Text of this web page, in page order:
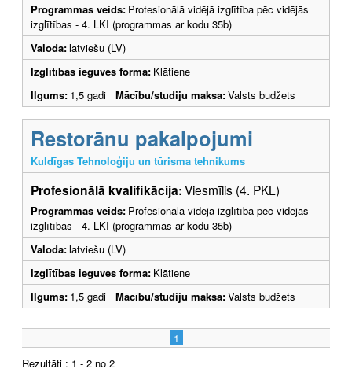
Programmas veids: Profesionālā vidējā izglītība pēc vidējās
izglītības - 4. LKI (programmas ar kodu 35b)
Valoda:latviešu (LV)
Izglītības ieguves forma: Klātiene
Ilgums: 1,5 gadi Mācību/studiju maksa:Valsts budžets
Restorānu pakalpojumi
Kuldīgas Tehnoloģiju un tūrisma tehnikums
Profesionālā kvalifikācija:Viesmīlis (4. PKL)
Programmas veids: Profesionālā vidējā izglītība pēc vidējās
izglītības - 4. LKI (programmas ar kodu 35b)
Valoda:latviešu (LV)
Izglītības ieguves forma: Klātiene
Ilgums: 1,5 gadi Mācību/studiju maksa:Valsts budžets
1
Rezultāti : 1 - 2 no 2